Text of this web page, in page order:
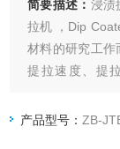
简要描述： 浸渍
拉机 ，Dip
材料的研究工作
提拉速度、提
产品型号：ZB-